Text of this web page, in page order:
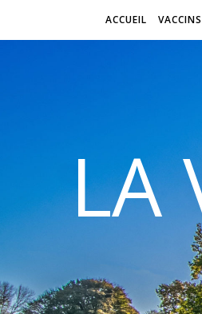
ACCUEIL VACCINS
LA